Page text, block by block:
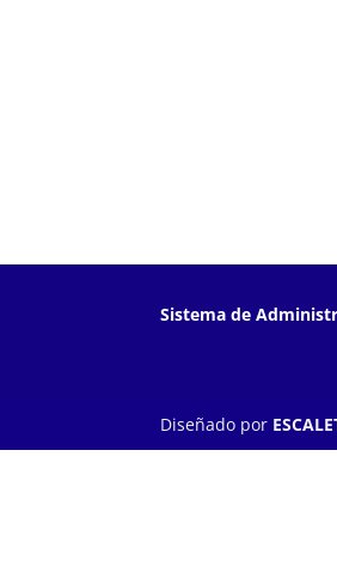
Sistema de
Diseñado por